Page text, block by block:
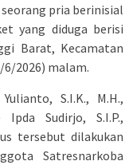
pria berinisial
yang diduga berisi
Barat, Kecamatan
2026) malam.
S.I.K., M.H.,
Sudirjo, S.I.P.,
tersebut dilakukan
Satresnarkoba